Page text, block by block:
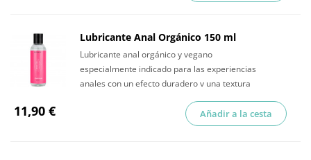
Lubricante Anal Orgánico 150 ml
Lubricante anal orgánico y vegano
especialmente indicado para las experiencias
anales con un efecto duradero y una textura
11,90 € Añadir a la cesta